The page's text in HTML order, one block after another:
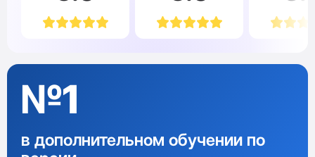
№1
в дополнительном обучении по